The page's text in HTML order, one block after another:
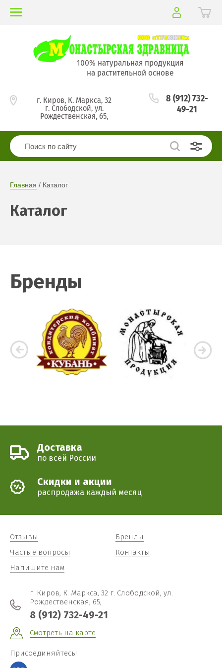
100% натуральная продукция
на растительной основе
г. Киров, К. Маркса, 32
г. Слободской, ул.
Рождественская, 65,
8 (912) 732-
49-21
Главная / Каталог
Каталог
Бренды
Доставка
по всей России
Cкидки и акции
распродажа каждый месяц
Отзывы
Частые вопросы
Напишите нам
Бренды
Контакты
г. Киров, К. Маркса, 32 г. Слободской, ул.
Рождественская, 65,
8 (912) 732-49-21
Смотреть на карте
Присоединяйтесь!